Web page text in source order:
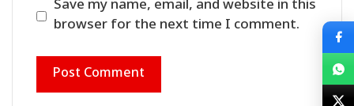
Save my name, email, and website in this
browser for the next time I comment.